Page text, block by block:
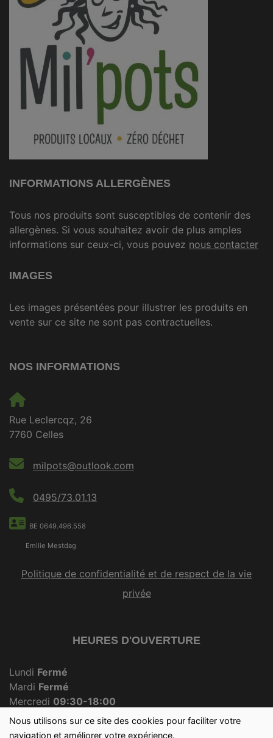
Nous utilisons sur ce site des cookies pour faciliter votre
navigation et améliorer votre expérience.
INFORMATIONS ALLERGÈNES
Tous nos produits sont susceptibles de contenir des
allergènes. Si vous souhaitez avoir de plus amples
informations sur ceux-ci, vous pouvez nous contacter
IMAGES
Les images présentées pour illustrer les produits en
vente sur ce site ne sont pas contractuelles.
NOS INFORMATIONS
Rue Leclercqz, 26
7760 Celles
milpots@outlook.com
0495/73.01.13
BE 0649.496.558
Emilie Mestdag
Politique de confidentialité et de respect de la vie
privée
HEURES D'OUVERTURE
Lundi Fermé
Mardi Fermé
Mercredi 09:30-18:00
JeudiFermé
Vendredi 09:30-18:00